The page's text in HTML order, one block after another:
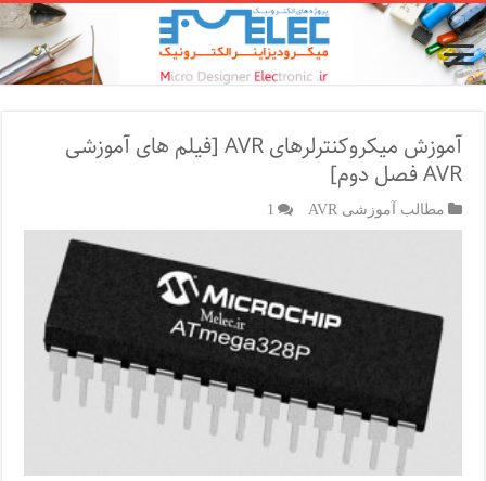
آموزش میکروکنترلرهای AVR [فیلم های آموزشی
AVR فصل دوم]
مطالب آموزشی AVR 1